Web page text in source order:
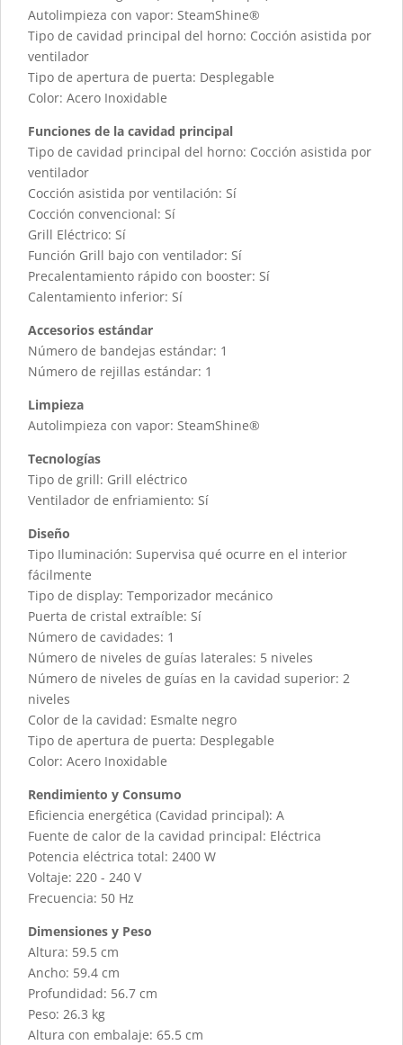
Autolimpieza con vapor: SteamShine®
Tipo de cavidad principal del horno: Cocción asistida por
ventilador
Tipo de apertura de puerta: Desplegable
Color: Acero Inoxidable
Funciones de la cavidad principal
Tipo de cavidad principal del horno: Cocción asistida por
ventilador
Cocción asistida por ventilación: Sí
Cocción convencional: Sí
Grill Eléctrico: Sí
Función Grill bajo con ventilador: Sí
Precalentamiento rápido con booster: Sí
Calentamiento inferior: Sí
Accesorios estándar
Número de bandejas estándar: 1
Número de rejillas estándar: 1
Limpieza
Autolimpieza con vapor: SteamShine®
Tecnologías
Tipo de grill: Grill eléctrico
Ventilador de enfriamiento: Sí
Diseño
Tipo Iluminación: Supervisa qué ocurre en el interior
fácilmente
Tipo de display: Temporizador mecánico
Puerta de cristal extraíble: Sí
Número de cavidades: 1
Número de niveles de guías laterales: 5 niveles
Número de niveles de guías en la cavidad superior: 2
niveles
Color de la cavidad: Esmalte negro
Tipo de apertura de puerta: Desplegable
Color: Acero Inoxidable
Rendimiento y Consumo
Eficiencia energética (Cavidad principal): A
Fuente de calor de la cavidad principal: Eléctrica
Potencia eléctrica total: 2400 W
Voltaje: 220 - 240 V
Frecuencia: 50 Hz
Dimensiones y Peso
Altura: 59.5 cm
Ancho: 59.4 cm
Profundidad: 56.7 cm
Peso: 26.3 kg
Altura con embalaje: 65.5 cm